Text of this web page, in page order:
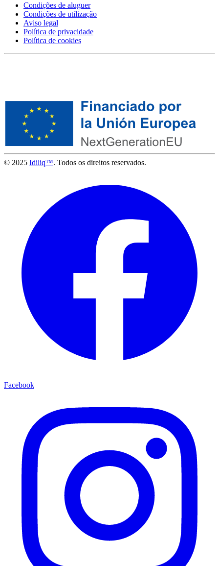
Condições de aluguer
Condições de utilização
Aviso legal
Política de privacidade
Política de cookies
© 2025 Idiliq™. Todos os direitos reservados.
Facebook